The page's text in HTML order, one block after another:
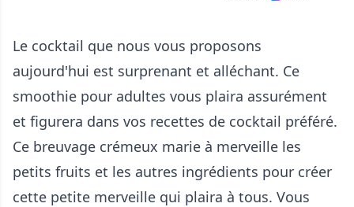
Le cocktail que nous vous proposons
aujourd'hui est surprenant et alléchant. Ce
smoothie pour adultes vous plaira assurément
et figurera dans vos recettes de cocktail préféré.
Ce breuvage crémeux marie à merveille les
petits fruits et les autres ingrédients pour créer
cette petite merveille qui plaira à tous. Vous